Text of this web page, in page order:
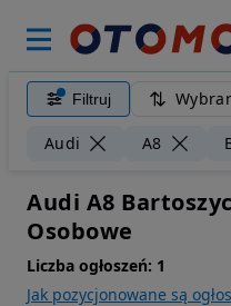
Filtruj
Audi A8
Audi A8
Osobowe
Liczba ogłoszeń: 1
Jak pozycjonowane są